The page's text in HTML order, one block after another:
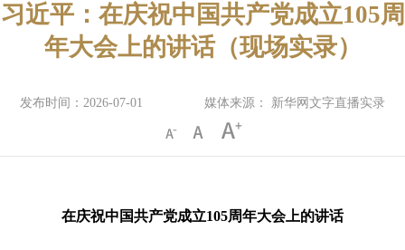
习近平：在庆祝中国共产党成立105周
年大会上的讲话（现场实录）
发布时间：2026-07-01 媒体来源： 新华网文字直播实录
在庆祝中国共产党成立105周年大会上的讲话